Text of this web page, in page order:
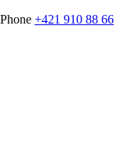
+421 910 88 66